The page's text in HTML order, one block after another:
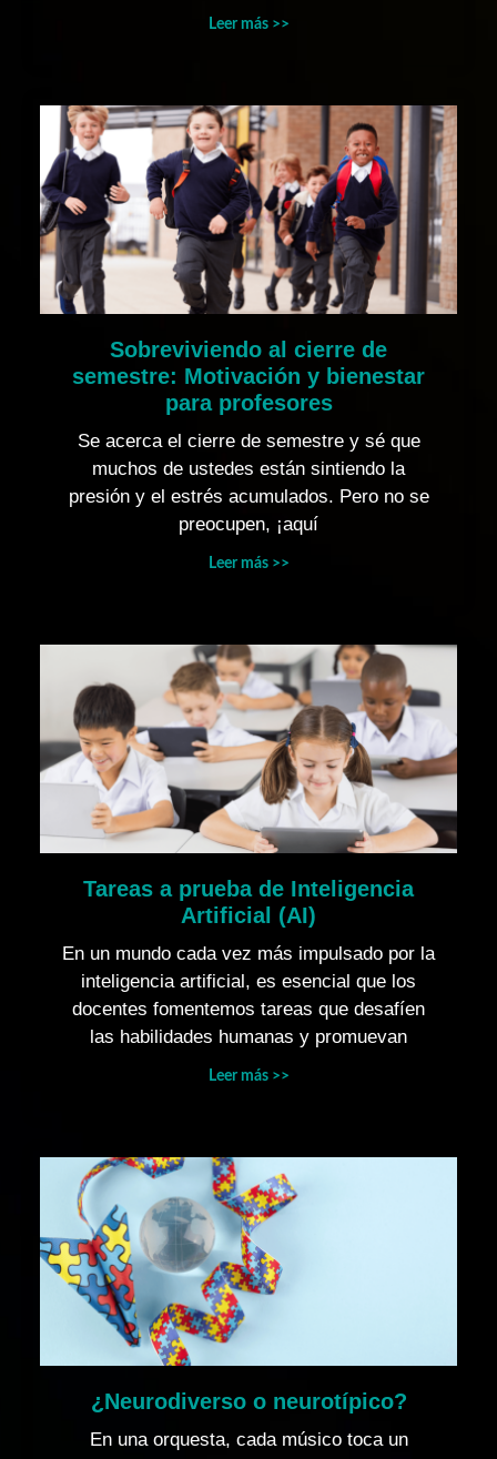
Leer más >>
Sobreviviendo al cierre de
semestre: Motivación y bienestar
para profesores
Se acerca el cierre de semestre y sé que
muchos de ustedes están sintiendo la
presión y el estrés acumulados. Pero no se
preocupen, ¡aquí
Leer más >>
Tareas a prueba de Inteligencia
Artificial (AI)
En un mundo cada vez más impulsado por la
inteligencia artificial, es esencial que los
docentes fomentemos tareas que desafíen
las habilidades humanas y promuevan
Leer más >>
¿Neurodiverso o neurotípico?
En una orquesta, cada músico toca un